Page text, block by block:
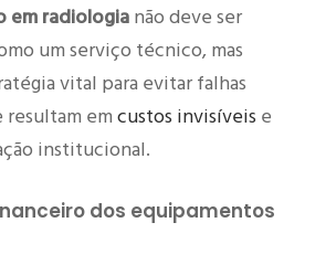
em radiologianão deve ser
um serviço técnico, mas
vital para evitar falhas
resultam emcustos invisíveis e
institucional.
dos equipamentos